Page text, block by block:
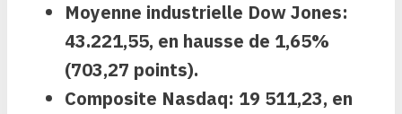
Moyenne industrielle Dow Jones:
43.221,55, en hausse de 1,65%
(703,27 points).
Composite Nasdaq: 19 511,23, en